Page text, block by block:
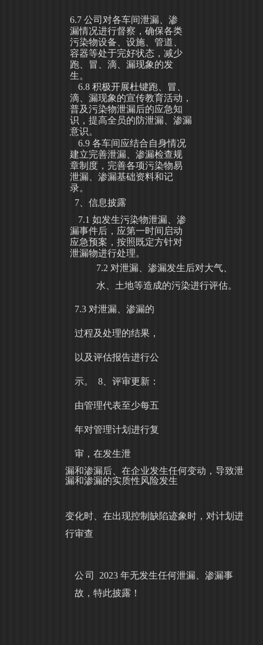
6.7 公司对各车间泄漏、渗
漏情况进行督察，确保各类
污染物设备、设施、 管道、
容器等处于完好状态，减少
跑、冒、滴、漏现象的发
生。
6.8 积极开展杜键跑、冒、
滴、漏现象的宣传教育活动，
普及污染物泄漏后的应急知
识，提高全员的防泄漏、渗漏
意识。
6.9 各车间应结合自身情况
建立完善泄漏、渗漏检查规
章制度，完善各项污染物易
泄漏、渗漏基础资料和记
录。
7、信息披露
7.1 如发生污染物泄漏、渗
漏事件后，应第一时间启动
应急预案，按照既定方针对
泄漏物进行处理。
7.2 对泄漏、渗漏发生后对大气、
水、土地等造成的污染进行评估。
7.3 对泄漏、渗漏的
过程及处理的结果，
以及评估报告进行公
示。 8、评审更新：
由管理代表至少每五
年对管理计划进行复
审，在发生泄
漏和渗漏后、在企业发生任何变动，导致泄
漏和渗漏的实质性风险发生
变化时、在出现控制缺陷迹象时，对计划进
行审查
公司
2023 年无发生任何泄漏、渗漏事
故，特此披露！